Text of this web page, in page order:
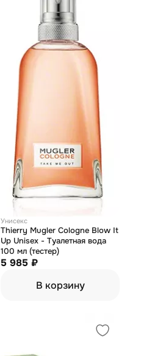
Унисекс
Thierry Mugler Cologne Blow It
Up Unisex - Туалетная вода
100 мл (тестер)
5 985 ₽
В корзину